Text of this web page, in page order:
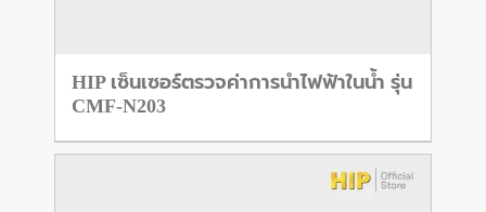
HIP เซ็นเซอร์ตรวจค่าการนำไฟฟ้าในน้ำ รุ่น
CMF-N203